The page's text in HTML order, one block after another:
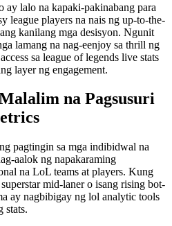
lalo na kapaki-pakinabang para
league players na nais ng up-to-the-
kanilang mga desisyon. Ngunit
lamang na nag-eenjoy sa thrill ng
sa league of legends live stats
layer ng engagement.
na Pagsusuri
pagtingin sa mga indibidwal na
aalok ng napakaraming
na LoL teams at players. Kung
mid-laner o isang rising bot-
ay nagbibigay ng lol analytic tools
stats.